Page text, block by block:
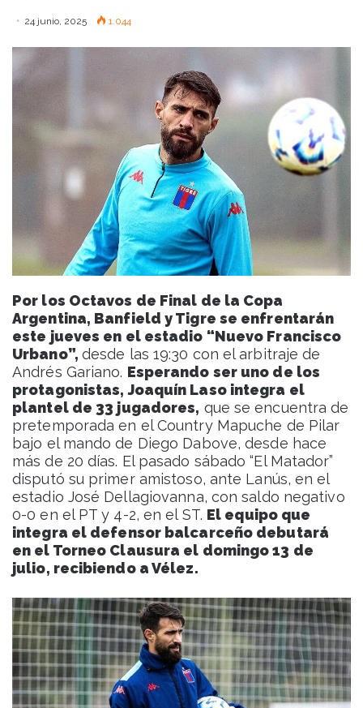
24 junio, 2025 1.044
Por los Octavos de Final de la Copa
Argentina, Banfield y Tigre se enfrentarán
este jueves en el estadio “Nuevo Francisco
Urbano”, desde las 19:30 con el arbitraje de
Andrés Gariano. Esperando ser uno de los
protagonistas, Joaquín Laso integra el
plantel de 33 jugadores, que se encuentra de
pretemporada en el Country Mapuche de Pilar
bajo el mando de Diego Dabove, desde hace
más de 20 días. El pasado sábado “El Matador”
disputó su primer amistoso, ante Lanús, en el
estadio José Dellagiovanna, con saldo negativo
0-0 en el PT y 4-2, en el ST. El equipo que
integra el defensor balcarceño debutará
en el Torneo Clausura el domingo 13 de
julio, recibiendo a Vélez.